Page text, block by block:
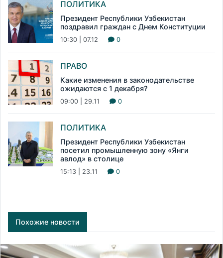
ПОЛИТИКА
Президент Республики Узбекистан
поздравил граждан с Днем Конституции
10:30 | 07.12 0
ПРАВО
Какие изменения в законодательстве
ожидаются с 1 декабря?
09:00 | 29.11 0
ПОЛИТИКА
Президент Республики Узбекистан
посетил промышленную зону «Янги
авлод» в столице
15:13 | 23.11 0
Похожие новости